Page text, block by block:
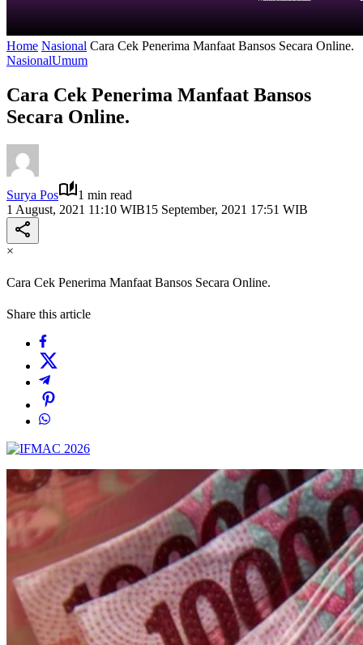
Home Nasional Cara Cek Penerima Manfaat Bansos Secara Online.
NasionalUmum
Cara Cek Penerima Manfaat Bansos
Secara Online.
Surya Pos
1 min read
1 August, 2021 11:10 WIB15 September, 2021 17:51 WIB
×
Cara Cek Penerima Manfaat Bansos Secara Online.
Share this article